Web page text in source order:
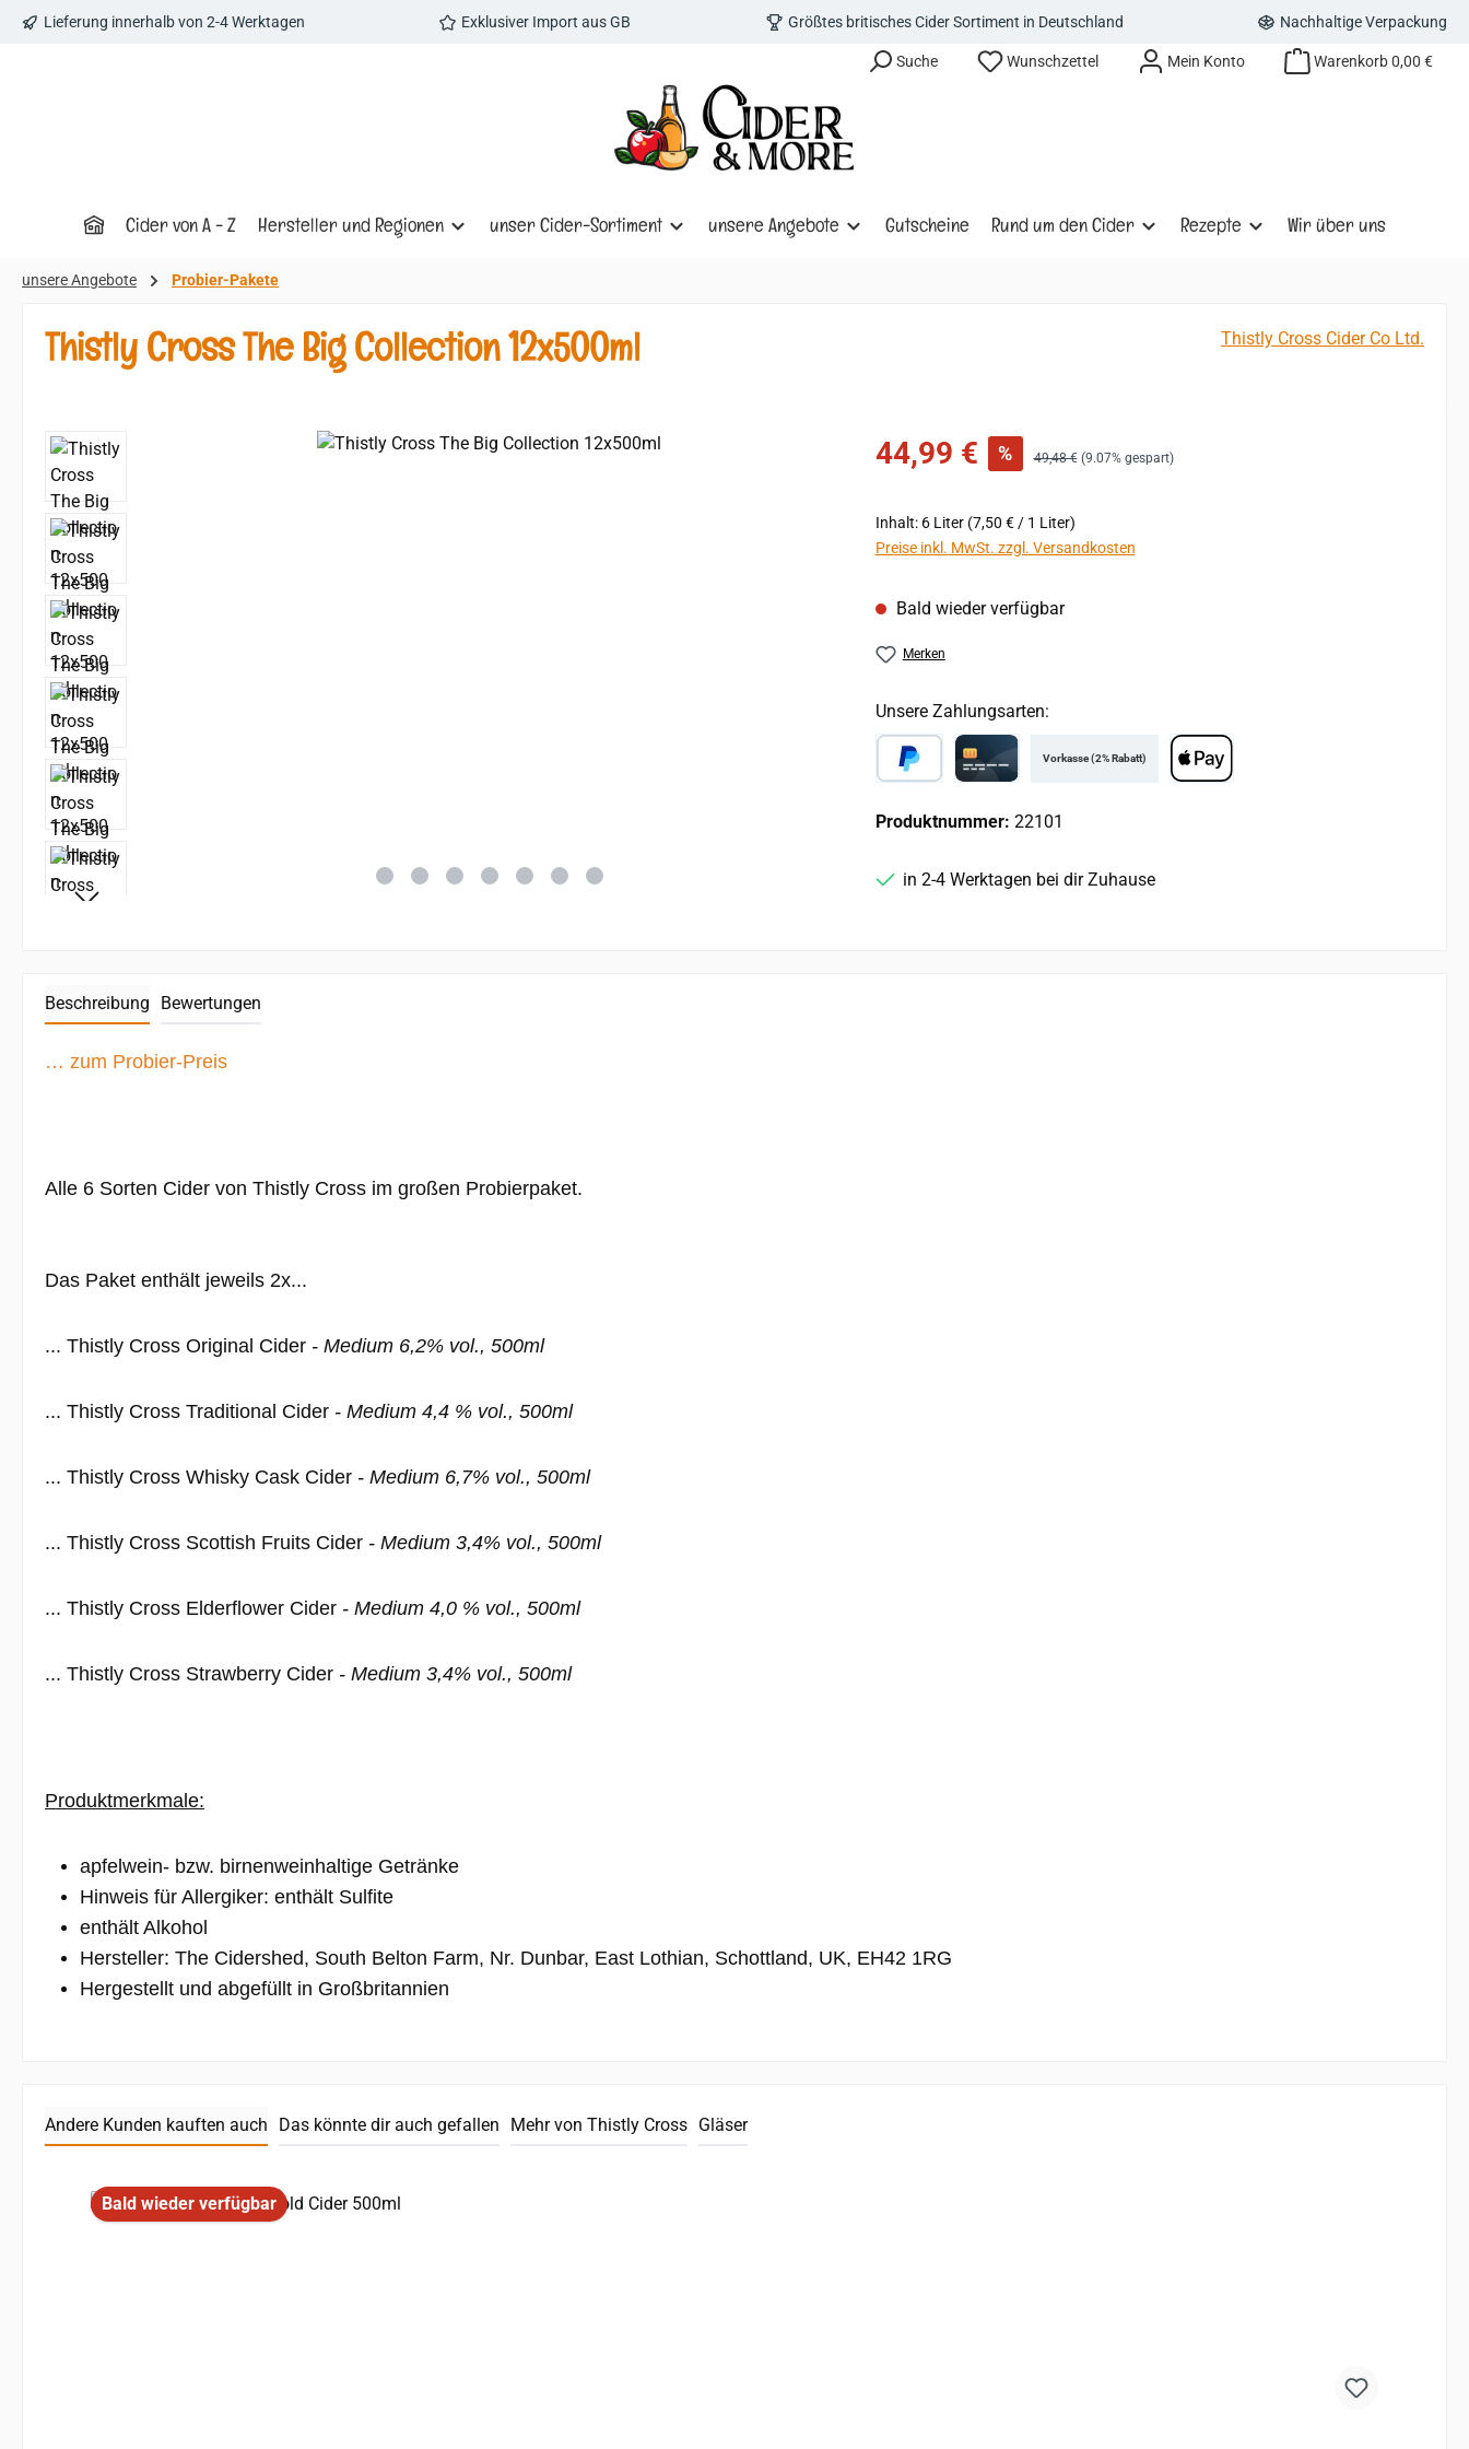
Hauptinhalt springen
Zur Suche springen
Zur Hauptnavigation springen
Lieferung innerhalb von 2-4 Werktagen Exklusiver Import aus GB Größtes britisches Cider Sortiment in Deutschland Nachhaltige Verpackung
Suche Wunschzettel Mein Konto Warenkorb0,00 €
Cider von A - Z Hersteller und Regionen unser Cider-Sortiment unsere Angebote Gutscheine Rund um den Cider Rezepte Wir über uns
unsere Angebote Probier-Pakete
Thistly Cross The Big Collection 12x500ml Thistly Cross Cider Co Ltd.
Bildergalerie überspringen Verkaufspreis:
44,99 € % Regulärer Preis:
49,48 € (9.07% gespart)
Inhalt: 6 Liter (7,50 € / 1 Liter)
Preise inkl. MwSt. zzgl. Versandkosten
Bald wieder verfügbar
Merken
Unsere Zahlungsarten:
Vorkasse (2% Rabatt)
Produktnummer: 22101
in 2-4 Werktagen bei dir Zuhause
Beschreibung Bewertungen
… zum Probier-Preis
Alle 6 Sorten Cider von Thistly Cross im großen Probierpaket.
Das Paket enthält jeweils 2x...
... Thistly Cross Original Cider - Medium 6,2% vol., 500ml
... Thistly Cross Traditional Cider - Medium 4,4 % vol., 500ml
... Thistly Cross Whisky Cask Cider - Medium 6,7% vol., 500ml
... Thistly Cross Scottish Fruits Cider - Medium 3,4% vol., 500ml
... Thistly Cross Elderflower Cider - Medium 4,0 % vol., 500ml
... Thistly Cross Strawberry Cider - Medium 3,4% vol., 500ml
Produktmerkmale:
apfelwein- bzw. birnenweinhaltige Getränke
Hinweis für Allergiker: enthält Sulfite
enthält Alkohol
Hersteller: The Cidershed, South Belton Farm, Nr. Dunbar, East Lothian, Schottland, UK, EH42 1RG
Hergestellt und abgefüllt in Großbritannien
Andere Kunden kauften auch Das könnte dir auch gefallen Mehr von Thistly Cross Gläser
Bald wieder verfügbar